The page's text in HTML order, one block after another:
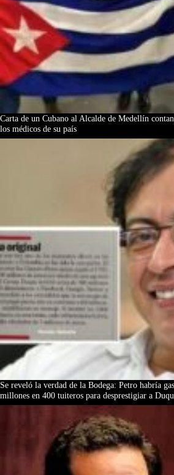
Carta de un Cubano al Alcalde de Medellín
los médicos de su país
Se reveló la verdad de la Bodega: Petro habría
millones en 400 tuiteros para desprestigiar a